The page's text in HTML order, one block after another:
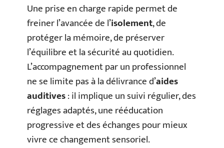
Une prise en charge rapide permet de
freiner l’avancée de l’isolement, de
protéger la mémoire, de préserver
l’équilibre et la sécurité au quotidien.
L’accompagnement par un professionnel
ne se limite pas à la délivrance d’aides
auditives: il implique un suivi régulier, des
réglages adaptés, une rééducation
progressive et des échanges pour mieux
vivre ce changement sensoriel.